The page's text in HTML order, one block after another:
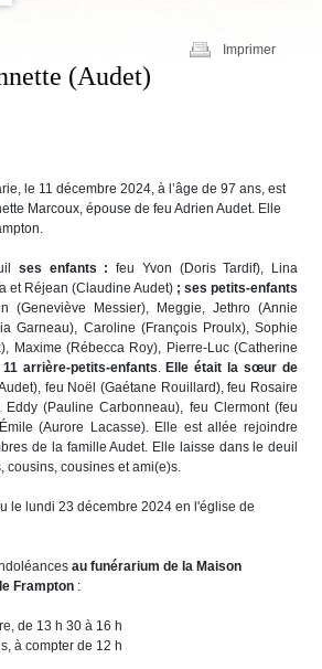
Imprimer
(Audet)
le 11 décembre 2024, à l’âge de 97 ans, est
Marcoux, épouse de feu Adrien Audet. Elle
ses enfants : feu Yvon (Doris Tardif), Lina
et Réjean (Claudine Audet) ; ses petits-enfants
(Geneviève Messier), Meggie, Jethro (Annie
Garneau), Caroline (François Proulx), Sophie
Maxime (Rébecca Roy), Pierre-Luc (Catherine
arrière-petits-enfants.Elle était la sœur de
feu Noël (Gaétane Rouillard), feu Rosaire
(Pauline Carbonneau), feu Clermont (feu
(Aurore Lacasse). Elle est allée rejoindre
de la famille Audet. Elle laisse dans le deuil
cousins, cousines et ami(e)s.
le lundi 23 décembre 2024 en l'église de
au funérarium de la Maison
Frampton :
de 13 h 30 à 16 h
à compter de 12 h